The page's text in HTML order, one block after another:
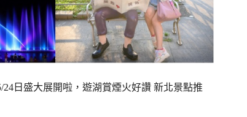
日盛大展開啦，遊湖賞煙火好讚 新北景點推